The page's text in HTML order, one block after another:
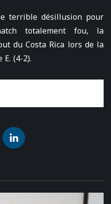
terrible désillusion pour
totalement fou, la
du Costa Rica lors de la
(4-2).